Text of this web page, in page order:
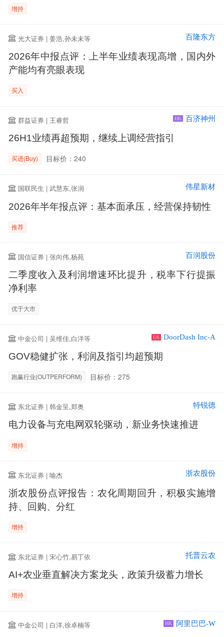
增持
光大证券 | 姜浩,孙未未等 百隆东方
2026年中报点评：上半年业绩表现高增，国内外
产能均有亮眼表现
买入
群益证券 | 王睿哲 HK 百济神州
26H1业绩再超预期，继续上调经营指引
买进(Buy) 目标价：240
国联民生 | 武慧东,张润 伟星新材
2026年半年报点评：基本面承压，经营保持韧性
推荐
国信证券 | 张向伟,杨苑 百润股份
二季度收入及利润增速环比提升，税率下行提振
净利率
优于大市
中金公司 | 吴维佳,白洋等 US DoorDash Inc-A
GOV稳健扩张，利润及指引均超预期
跑赢行业(OUTPERFORM) 目标价：275
东北证券 | 韩金呈,郑奥 特锐德
电力设备与充电网双轮驱动，新业务快速推进
增持
东北证券 | 喻杰 浙农股份
浙农股份点评报告：农化周期回升，积极实施增
持、回购、分红
增持
东北证券 | 宋心竹,易丁依 托普云农
AI+农业垂直解决方案龙头，政策升级蓄力增长
增持
中金公司 | 白洋,徐卓楠等 HK 阿里巴巴-W